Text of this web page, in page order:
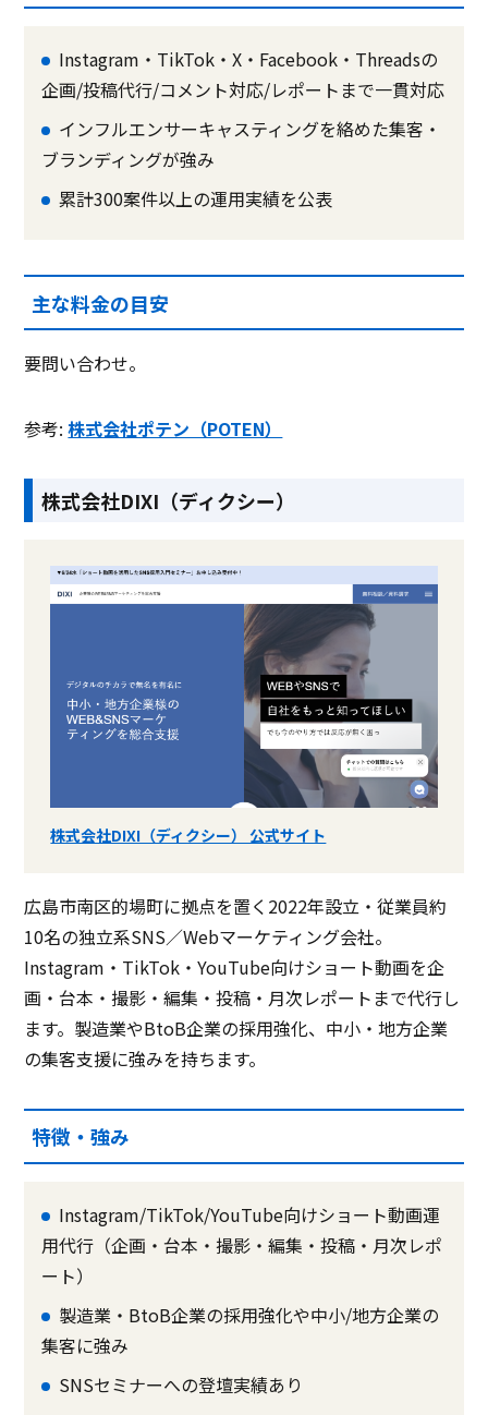
Instagram・TikTok・X・Facebook・Threadsの
企画/投稿代行/コメント対応/レポートまで一貫対応
インフルエンサーキャスティングを絡めた集客・
ブランディングが強み
累計300案件以上の運用実績を公表
主な料金の目安
要問い合わせ。
参考:株式会社ポテン（POTEN）
株式会社DIXI（ディクシー）
株式会社DIXI（ディクシー） 公式サイト
広島市南区的場町に拠点を置く2022年設立・従業員約
10名の独立系SNS／Webマーケティング会社。
Instagram・TikTok・YouTube向けショート動画を企
画・台本・撮影・編集・投稿・月次レポートまで代行し
ます。製造業やBtoB企業の採用強化、中小・地方企業
の集客支援に強みを持ちます。
特徴・強み
Instagram/TikTok/YouTube向けショート動画運
用代行（企画・台本・撮影・編集・投稿・月次レポ
ート）
製造業・BtoB企業の採用強化や中小/地方企業の
集客に強み
SNSセミナーへの登壇実績あり